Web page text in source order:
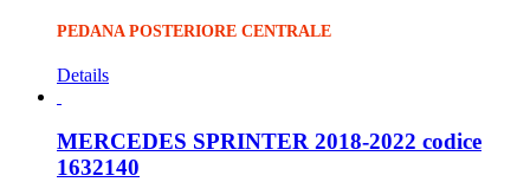
PEDANA POSTERIORE CENTRALE
Details
MERCEDES SPRINTER 2018-2022 codice
1632140